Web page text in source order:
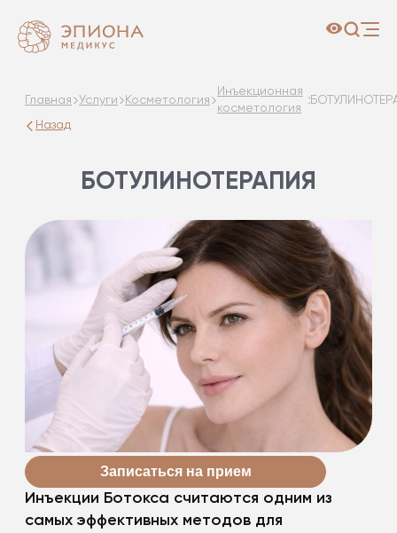
Главная Услуги Косметология
Инъекционная
косметология
Назад
БОТУЛИНОТЕРАПИЯ
Записаться на прием
Инъекции Ботокса считаются одним из
самых эффективных методов для